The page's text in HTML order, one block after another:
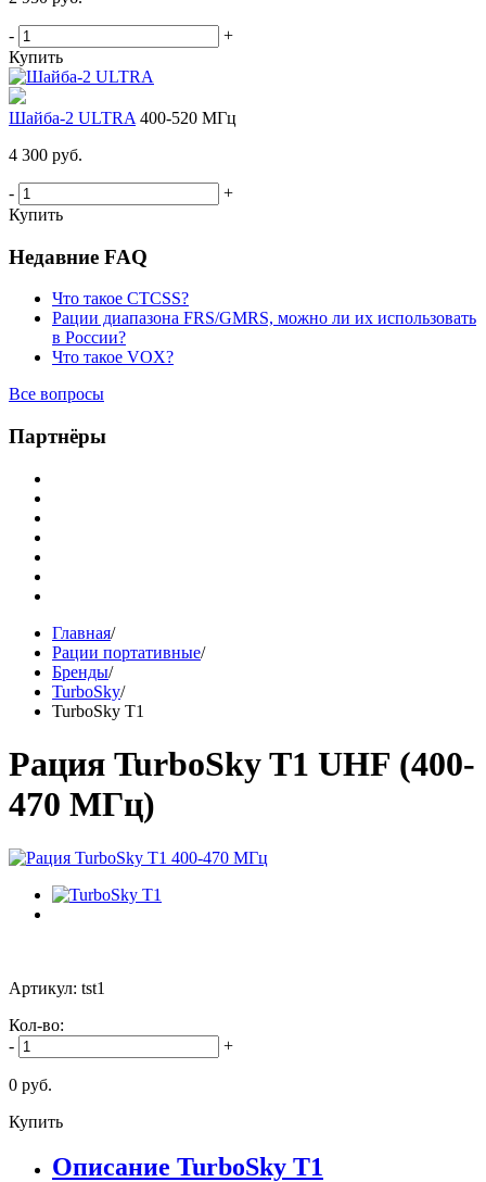
-
+
Купить
Шайба-2 ULTRA 400-520 МГц
4 300 руб.
-
+
Купить
Недавние FAQ
Что такое CTCSS?
Рации диапазона FRS/GMRS, можно ли их использовать
в России?
Что такое VOX?
Все вопросы
Партнёры
Главная/
Рации портативные/
Бренды/
TurboSky/
TurboSky T1
Рация TurboSky T1 UHF (400-
470 МГц)
Артикул: tst1
Кол-во:
-
+
0 руб.
Купить
Описание TurboSky T1